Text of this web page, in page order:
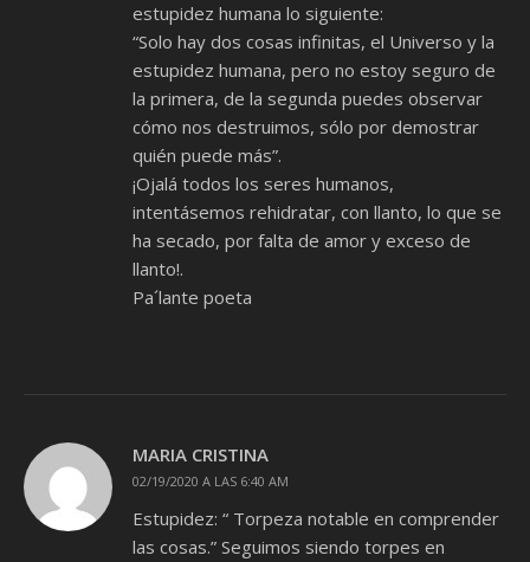
estupidez humana lo siguiente:
“Solo hay dos cosas infinitas, el Universo y la
estupidez humana, pero no estoy seguro de
la primera, de la segunda puedes observar
cómo nos destruimos, sólo por demostrar
quién puede más”.
¡Ojalá todos los seres humanos,
intentásemos rehidratar, con llanto, lo que se
ha secado, por falta de amor y exceso de
llanto!.
Pa´lante poeta
MARIA CRISTINA
02/19/2020 A LAS 6:40 AM
Estupidez: “ Torpeza notable en comprender
las cosas.” Seguimos siendo torpes en